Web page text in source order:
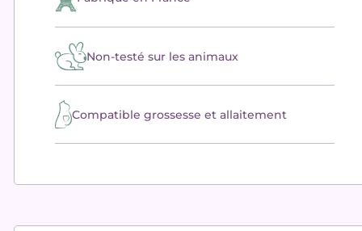
Non-testé sur les animaux
Compatible grossesse et allaitement